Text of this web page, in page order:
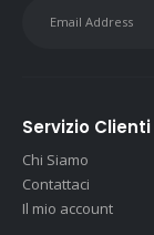
Servizio Clienti
Chi Siamo
Contattaci
Il mio account